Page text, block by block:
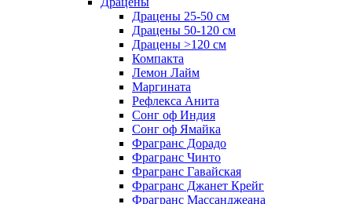
Драцены 25-50 см
Драцены 50-120 см
Драцены >120 см
Компакта
Лемон Лайм
Маргината
Рефлекса Анита
Сонг оф Индия
Сонг оф Ямайка
Фрагранс Дорадо
Фрагранс Чинто
Фрагранс Гавайская
Фрагранс Джанет Крейг
Фрагранс Массанджеана